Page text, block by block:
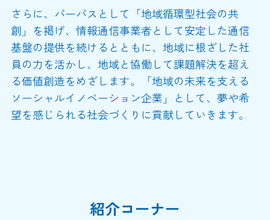
さらに、パーパスとして「地域循環型社会の共
創」を掲げ、情報通信事業者として安定した通信
基盤の提供を続けるとともに、地域に根ざした社
員の力を活かし、地域と協働して課題解決を超え
る価値創造をめざします。「地域の未来を支える
ソーシャルイノベーション企業」として、夢や希
望を感じられる社会づくりに貢献していきます。
紹介コーナー